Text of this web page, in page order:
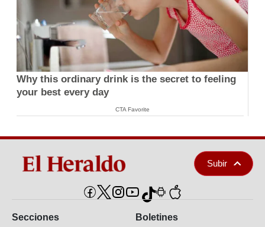
Why this ordinary drink is the secret to feeling
your best every day
CTA Favorite
Subir
Secciones Boletines